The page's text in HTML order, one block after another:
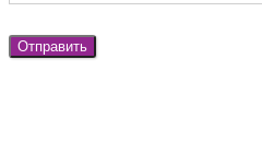
Отправить